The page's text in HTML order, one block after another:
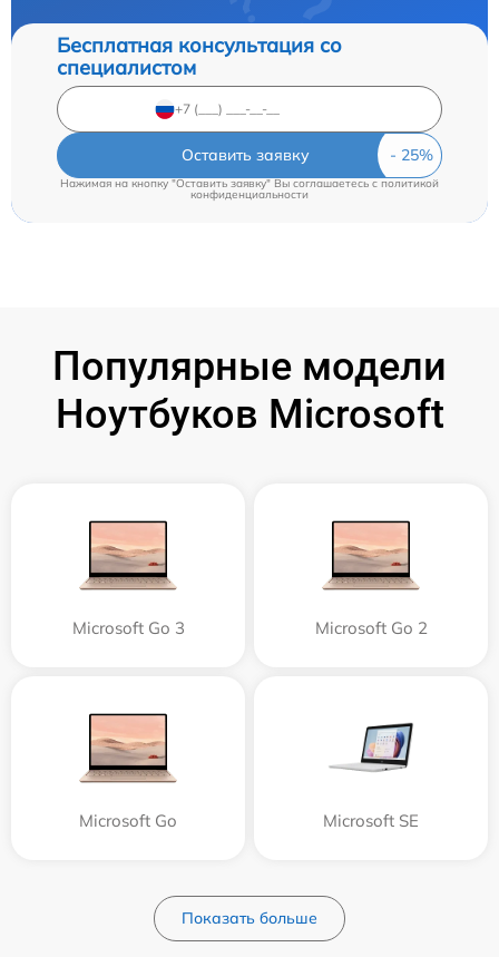
Бесплатная консультация со
специалистом
Оставить заявку
Нажимая на кнопку "Оставить заявку" Вы соглашаетесь cполитикой
конфиденциальности
Популярные модели
Ноутбуков Microsoft
Microsoft Go 3 Microsoft Go 2
Microsoft Go Microsoft SE
Показать больше